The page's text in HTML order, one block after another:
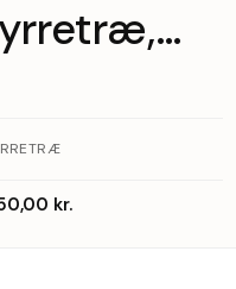
kr.